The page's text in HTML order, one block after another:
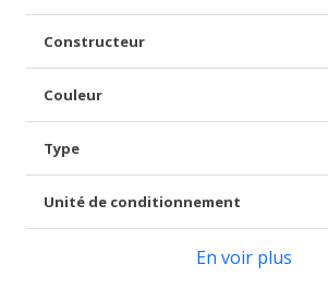
Constructeur
Couleur
Type
Unité de conditionnement
En voir plus